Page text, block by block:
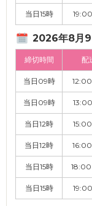
当日15時
2026年8月9
締切時間 配
当日09時
当日09時
当日12時
当日12時
当日15時
当日15時